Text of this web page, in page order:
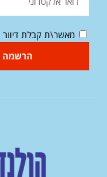
מאשר\ת קבלת דיוור
הרשמה